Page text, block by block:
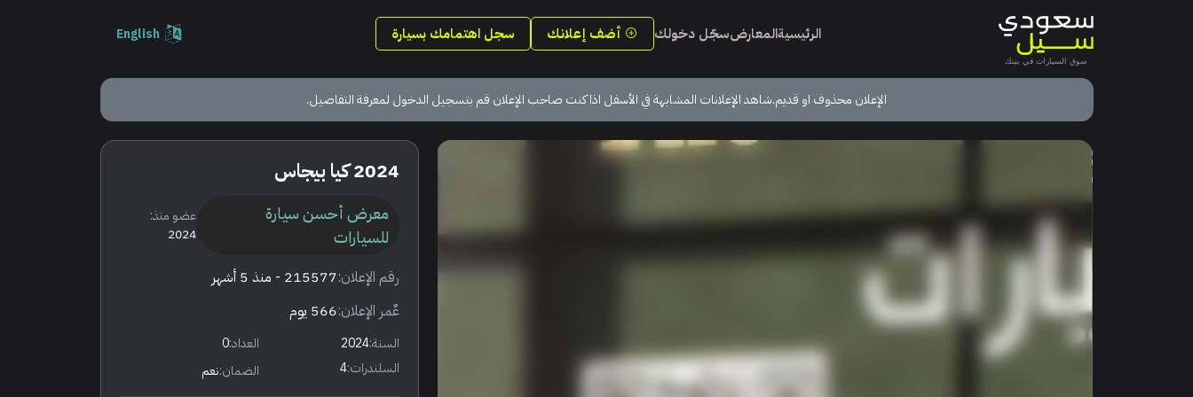
الرئيسيةالمعارضسجّل دخولك أضف إعلانك سجل اهتمامك بسيارة English
الإعلان محذوف او قديم.شاهد الإعلانات المشابهة في الأسفل اذا كنت صاحب الإعلان قم بتسجيل الدخول لمعرفة التفاصيل.
2024 كيا بيجاس
معرض أحسن سيارة
للسيارات
عضو منذ:
2024
رقم الإعلان:215577 - منذ 5 أشهر
عٌمر الإعلان:566 يوم
السنة:2024 العداد:0
السلندرات:4 الضمان:نعم